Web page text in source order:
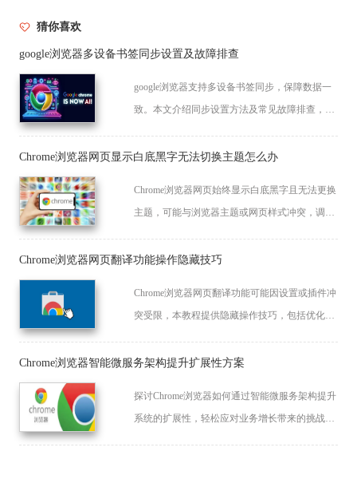
猜你喜欢
google浏览器多设备书签同步设置及故障排查
google浏览器支持多设备书签同步，保障数据一
致。本文介绍同步设置方法及常见故障排查，帮
Chrome浏览器网页显示白底黑字无法切换主题怎么办
Chrome浏览器网页始终显示白底黑字且无法更换
主题，可能与浏览器主题或网页样式冲突，调整
Chrome浏览器网页翻译功能操作隐藏技巧
Chrome浏览器网页翻译功能可能因设置或插件冲
突受限，本教程提供隐藏操作技巧，包括优化翻
准确性。
Chrome浏览器智能微服务架构提升扩展性方案
探讨Chrome浏览器如何通过智能微服务架构提升
系统的扩展性，轻松应对业务增长带来的挑战，